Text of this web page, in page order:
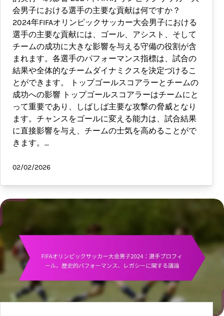
会男子における選手の主要な貢献は何ですか？
2024年FIFAオリンピックサッカー大会男子における
選手の主要な貢献には、ゴール、アシスト、そして
チームの成功に大きな影響を与える守備の役割が含
まれます。各選手のパフォーマンス指標は、試合の
結果や全体的なチームダイナミクスを決定づけるこ
とができます。 トップゴールスコアラーとチームの
成功への影響 トップゴールスコアラーはチームにと
って重要であり、しばしば主要な攻撃の脅威となり
ます。チャンスをゴールに変える能力は、試合結果
に直接影響を与え、チームの士気を高めることがで
きます。…
02/02/2026